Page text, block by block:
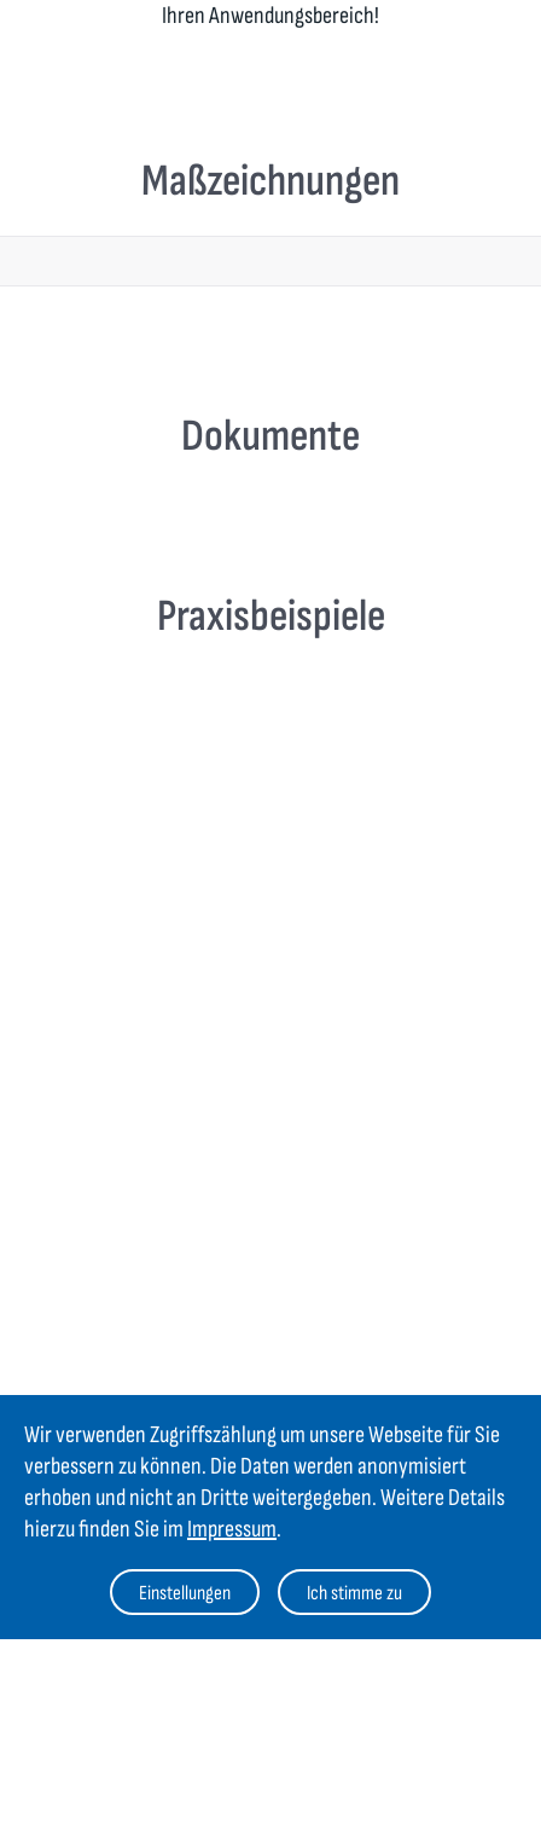
Ihren Anwendungsbereich!
Maßzeichnungen
Dokumente
Praxisbeispiele
Kontakt
Wir verwenden Zugriffszählung um unsere Webseite für Sie
verbessern zu können. Die Daten werden anonymisiert
erhoben und nicht an Dritte weitergegeben. Weitere Details
hierzu finden Sie im Impressum.
Einstellungen Ich stimme zu